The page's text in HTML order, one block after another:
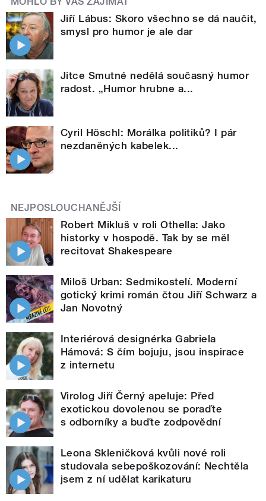
Jiří Lábus: Skoro všechno se dá naučit,
smysl pro humor je ale dar
Jitce Smutné nedělá současný humor
radost. „Humor hrubne a...
Cyril Höschl: Morálka politiků? I pár
nezdaněných kabelek...
NEJPOSLOUCHANĚJŠÍ
Robert Mikluš v roli Othella: Jako
historky v hospodě. Tak by se měl
recitovat Shakespeare
Miloš Urban: Sedmikostelí. Moderní
gotický krimi román čtou Jiří Schwarz a
Jan Novotný
Interiérová designérka Gabriela
Hámová: S čím bojuju, jsou inspirace
z internetu
Virolog Jiří Černý apeluje: Před
exotickou dovolenou se poraďte
s odborníky a buďte zodpovědní
Leona Skleničková kvůli nové roli
studovala sebepoškozování: Nechtěla
jsem z ní udělat karikaturu